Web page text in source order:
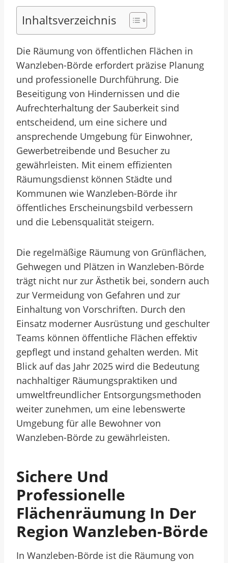
Inhaltsverzeichnis
Die Räumung von öffentlichen Flächen in
Wanzleben-Börde erfordert präzise Planung
und professionelle Durchführung. Die
Beseitigung von Hindernissen und die
Aufrechterhaltung der Sauberkeit sind
entscheidend, um eine sichere und
ansprechende Umgebung für Einwohner,
Gewerbetreibende und Besucher zu
gewährleisten. Mit einem effizienten
Räumungsdienst können Städte und
Kommunen wie Wanzleben-Börde ihr
öffentliches Erscheinungsbild verbessern
und die Lebensqualität steigern.
Die regelmäßige Räumung von Grünflächen,
Gehwegen und Plätzen in Wanzleben-Börde
trägt nicht nur zur Ästhetik bei, sondern auch
zur Vermeidung von Gefahren und zur
Einhaltung von Vorschriften. Durch den
Einsatz moderner Ausrüstung und geschulter
Teams können öffentliche Flächen effektiv
gepflegt und instand gehalten werden. Mit
Blick auf das Jahr 2025 wird die Bedeutung
nachhaltiger Räumungspraktiken und
umweltfreundlicher Entsorgungsmethoden
weiter zunehmen, um eine lebenswerte
Umgebung für alle Bewohner von
Wanzleben-Börde zu gewährleisten.
Sichere Und
Professionelle
Flächenräumung In Der
Region Wanzleben-Börde
In Wanzleben-Börde ist die Räumung von